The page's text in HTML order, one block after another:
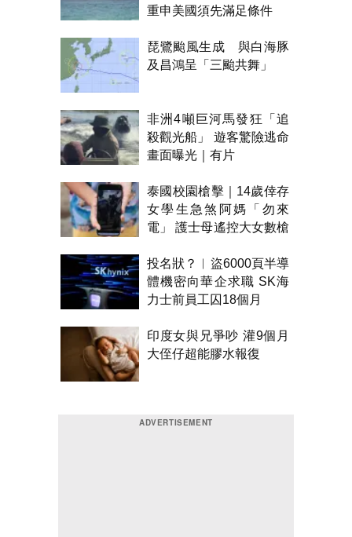
重申美國須先滿足條件
琵鷺颱風生成 與白海豚
及昌鴻呈「三颱共舞」
非洲4噸巨河馬發狂「追
殺觀光船」 遊客驚險逃命
畫面曝光｜有片
泰國校園槍擊｜14歲倖存
女學生急煞阿媽「勿來
電」 護士母遙控大女數槍
投名狀？︱盜6000頁半導
體機密向華企求職 SK海
力士前員工囚18個月
印度女與兄爭吵 灌9個月
大侄仔超能膠水報復